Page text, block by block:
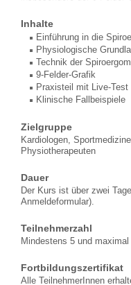
Inhalte
Einführung in die
Physiologische
Technik der
9-Felder-Grafik
Praxisteil mit Live-Test
Klinische Fallbeispiele
Zielgruppe
Kardiologen,
Physiotherapeuten
Dauer
Der Kurs ist über zwei
Anmeldeformular).
Teilnehmerzahl
Mindestens 5 und
Fortbildungszertifikat
Alle TeilnehmerInnen